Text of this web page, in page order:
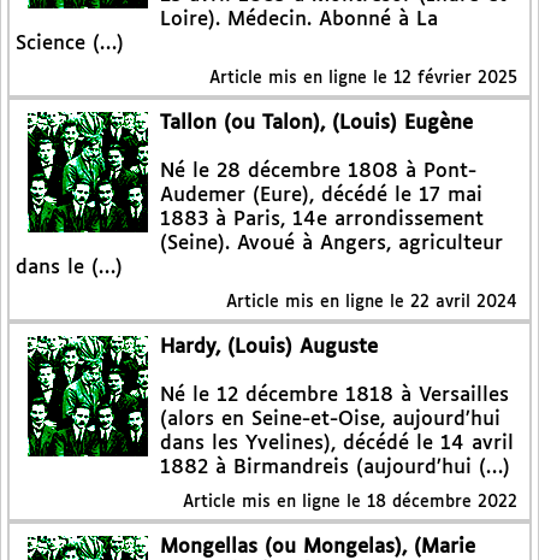
Loire). Médecin. Abonné à La
Science (…)
Article mis en ligne le 12 février 2025
Tallon (ou Talon), (Louis) Eugène
Né le 28 décembre 1808 à Pont-
Audemer (Eure), décédé le 17 mai
1883 à Paris, 14e arrondissement
(Seine). Avoué à Angers, agriculteur
dans le (…)
Article mis en ligne le 22 avril 2024
Hardy, (Louis) Auguste
Né le 12 décembre 1818 à Versailles
(alors en Seine-et-Oise, aujourd’hui
dans les Yvelines), décédé le 14 avril
1882 à Birmandreis (aujourd’hui (…)
Article mis en ligne le 18 décembre 2022
Mongellas (ou Mongelas), (Marie